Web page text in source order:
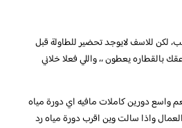
لكن للاسف لايوجد تحضير للطاولة قبل
بالقطاره يعطون ،، واللي فعلا خلاني
واسع دورين كاملات مافيه اي دورة مياه
واذا سالت وين اقرب دورة مياه رد